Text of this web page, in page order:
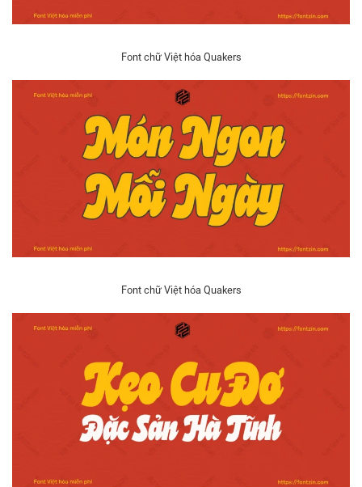
Font chữ Việt hóa Quakers
Font chữ Việt hóa Quakers